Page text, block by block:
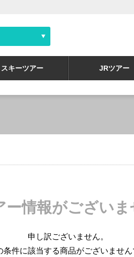
スキーツアー JRツアー
ー情報がございま
申し訳ございません。
条件に該当する商品がございません